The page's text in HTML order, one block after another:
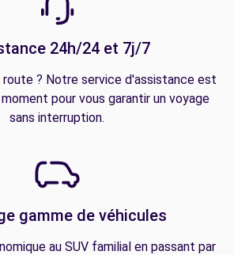
24h/24 et 7j/7
route ? Notre service d'assistance est
pour vous garantir un voyage
sans interruption.
gamme de véhicules
au SUV familial en passant par